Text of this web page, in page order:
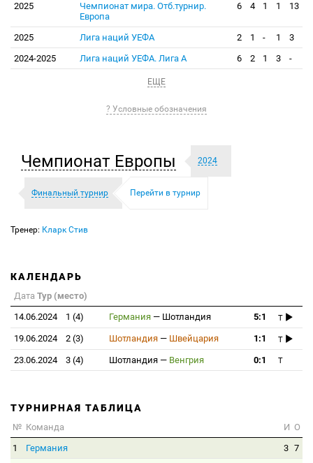
2025
Чемпионат мира. Отб.турнир.
Европа
6 4 1 1 13
2025 Лига наций УЕФА 2 1 - 1
3
2024-2025
Лига наций УЕФА. Лига А 6 2 1 3 -
ЕЩЕ
? Условные обозначения
Чемпионат Европы 2024
Финальный турнир Перейти в турнир
Тренер: Кларк Стив
КАЛЕНДАРЬ
Дата Тур (место)
14.06.2024
1 (4) Германия — Шотландия 5:1 T
19.06.2024 2 (3) Шотландия — Швейцария 1:1 T
23.06.2024 3 (4) Шотландия — Венгрия 0:1 T
ТУРНИРНАЯ ТАБЛИЦА
№ Команда И О
1
Германия 3 7